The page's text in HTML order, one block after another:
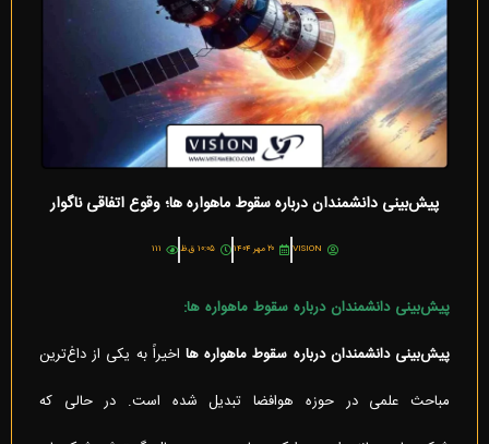
پیش‌بینی دانشمندان درباره سقوط ماهواره ها؛ وقوع اتفاقی ناگوار
VISION ۲۰ مهر ۱۴۰۴ ۱۰:۰۵ ق.ظ ۱۱۱
پیش‌بینی دانشمندان درباره سقوط ماهواره ها:
پیش‌بینی دانشمندان درباره سقوط ماهواره ها اخیراً به یکی از داغ‌ترین
مباحث علمی در حوزه هوافضا تبدیل شده است. در حالی که